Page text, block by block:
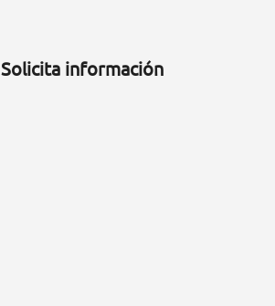
Solicita información